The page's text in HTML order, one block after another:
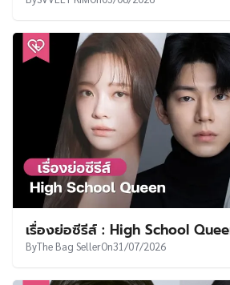
เรื่องย่อซีรีส์ : High School
ByThe Bag SellerOn31/07/2026